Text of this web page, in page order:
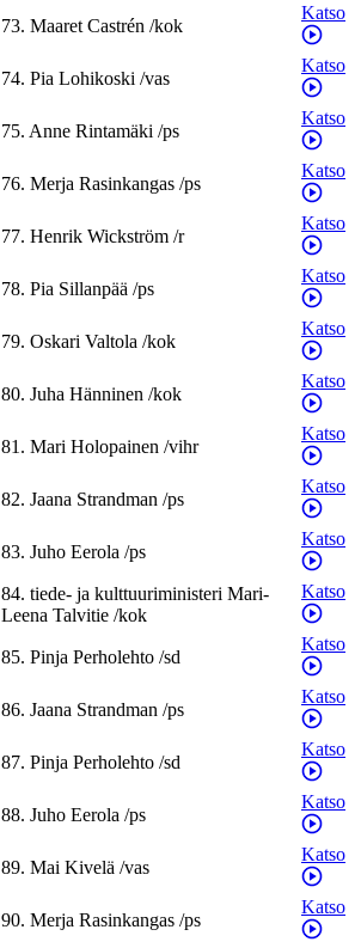
73. Maaret Castrén /kok
Katso
74. Pia Lohikoski /vas
Katso
75. Anne Rintamäki /ps
Katso
76. Merja Rasinkangas /ps
Katso
77. Henrik Wickström /r
Katso
78. Pia Sillanpää /ps
Katso
79. Oskari Valtola /kok
Katso
80. Juha Hänninen /kok
Katso
81. Mari Holopainen /vihr
Katso
82. Jaana Strandman /ps
Katso
83. Juho Eerola /ps
Katso
84. tiede- ja kulttuuriministeri Mari-
Leena Talvitie /kok
Katso
85. Pinja Perholehto /sd
Katso
86. Jaana Strandman /ps
Katso
87. Pinja Perholehto /sd
Katso
88. Juho Eerola /ps
Katso
89. Mai Kivelä /vas
Katso
90. Merja Rasinkangas /ps
Katso